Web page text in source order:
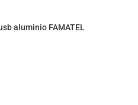
aluminio FAMATEL